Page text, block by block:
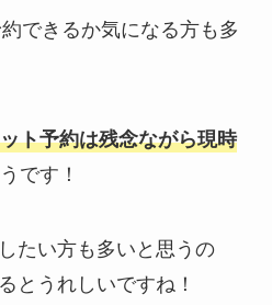
できるか気になる方も多
ト予約は残念ながら現時
です！
たい方も多いと思うの
とうれしいですね！